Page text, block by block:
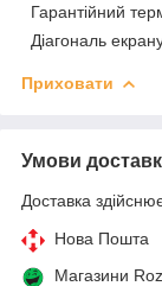
Гарантійний
Діагональ
Приховати
Умови
Доставка
Нова Пошта
Магазини